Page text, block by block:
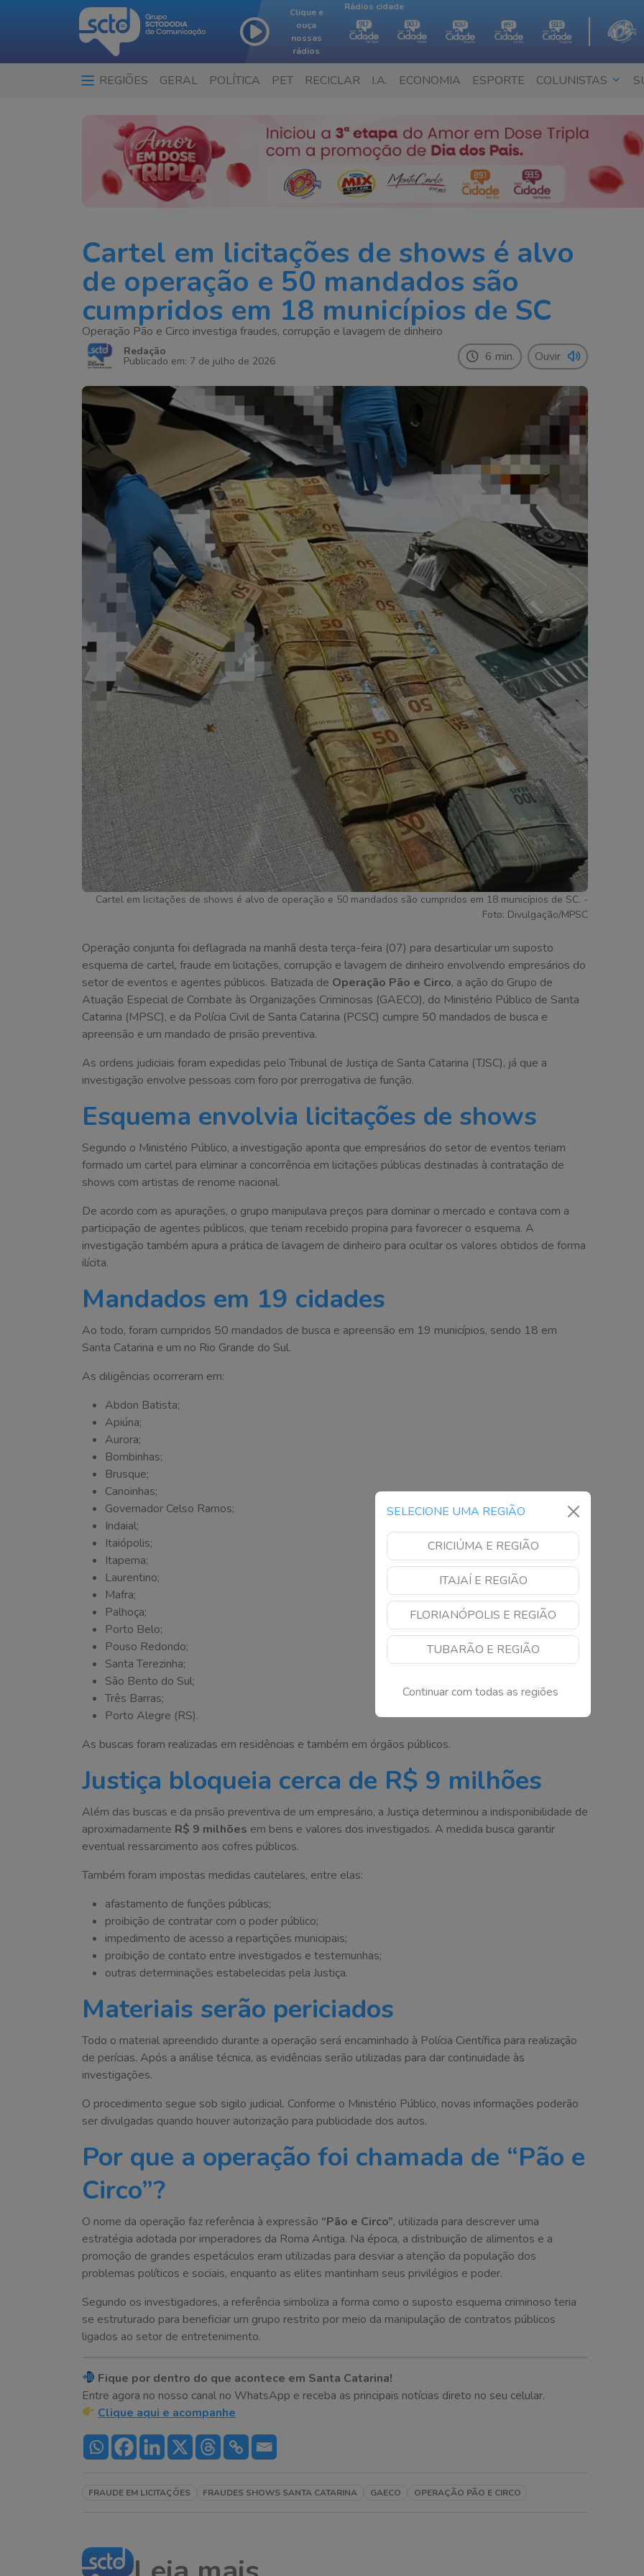
Clique e
ouça
nossas
rádios
Rádios cidade
REGIÕES GERAL POLÍTICA PET RECICLAR I.A. ECONOMIA ESPORTE COLUNISTAS
SELECIONE UMA REGIÃO
CRICIÚMA E REGIÃO
ITAJAÍ E REGIÃO
FLORIANÓPOLIS E REGIÃO
TUBARÃO E REGIÃO
Continuar com todas as regiões
Cartel em licitações de shows é alvo
de operação e 50 mandados são
cumpridos em 18 municípios de SC
Operação Pão e Circo investiga fraudes, corrupção e lavagem de dinheiro
Redação
Publicado em: 7 de julho de 2026 6 min. Ouvir
Cartel em licitações de shows é alvo de operação e 50 mandados são cumpridos em 18 municípios de SC. -
Foto: Divulgação/MPSC
Operação conjunta foi deflagrada na manhã desta terça-feira (07) para desarticular um suposto
esquema de cartel, fraude em licitações, corrupção e lavagem de dinheiro envolvendo empresários do
setor de eventos e agentes públicos. Batizada de Operação Pão e Circo, a ação do Grupo de
Atuação Especial de Combate às Organizações Criminosas (GAECO), do Ministério Público de Santa
Catarina (MPSC), e da Polícia Civil de Santa Catarina (PCSC) cumpre 50 mandados de busca e
apreensão e um mandado de prisão preventiva.
As ordens judiciais foram expedidas pelo Tribunal de Justiça de Santa Catarina (TJSC), já que a
investigação envolve pessoas com foro por prerrogativa de função.
Esquema envolvia licitações de shows
Segundo o Ministério Público, a investigação aponta que empresários do setor de eventos teriam
formado um cartel para eliminar a concorrência em licitações públicas destinadas à contratação de
shows com artistas de renome nacional.
De acordo com as apurações, o grupo manipulava preços para dominar o mercado e contava com a
participação de agentes públicos, que teriam recebido propina para favorecer o esquema. A
investigação também apura a prática de lavagem de dinheiro para ocultar os valores obtidos de forma
ilícita.
Mandados em 19 cidades
Ao todo, foram cumpridos 50 mandados de busca e apreensão em 19 municípios, sendo 18 em
Santa Catarina e um no Rio Grande do Sul.
As diligências ocorreram em:
Abdon Batista;
Apiúna;
Aurora;
Bombinhas;
Brusque;
Canoinhas;
Governador Celso Ramos;
Indaial;
Itaiópolis;
Itapema;
Laurentino;
Mafra;
Palhoça;
Porto Belo;
Pouso Redondo;
Santa Terezinha;
São Bento do Sul;
Três Barras;
Porto Alegre (RS).
As buscas foram realizadas em residências e também em órgãos públicos.
Justiça bloqueia cerca de R$ 9 milhões
Além das buscas e da prisão preventiva de um empresário, a Justiça determinou a indisponibilidade de
aproximadamente R$ 9 milhões em bens e valores dos investigados. A medida busca garantir
eventual ressarcimento aos cofres públicos.
Também foram impostas medidas cautelares, entre elas:
afastamento de funções públicas;
proibição de contratar com o poder público;
impedimento de acesso a repartições municipais;
proibição de contato entre investigados e testemunhas;
outras determinações estabelecidas pela Justiça.
Materiais serão periciados
Todo o material apreendido durante a operação será encaminhado à Polícia Científica para realização
de perícias. Após a análise técnica, as evidências serão utilizadas para dar continuidade às
investigações.
O procedimento segue sob sigilo judicial. Conforme o Ministério Público, novas informações poderão
ser divulgadas quando houver autorização para publicidade dos autos.
Por que a operação foi chamada de “Pão e
Circo”?
O nome da operação faz referência à expressão “Pão e Circo”, utilizada para descrever uma
estratégia adotada por imperadores da Roma Antiga. Na época, a distribuição de alimentos e a
promoção de grandes espetáculos eram utilizadas para desviar a atenção da população dos
problemas políticos e sociais, enquanto as elites mantinham seus privilégios e poder.
Segundo os investigadores, a referência simboliza a forma como o suposto esquema criminoso teria
se estruturado para beneficiar um grupo restrito por meio da manipulação de contratos públicos
ligados ao setor de entretenimento.
Fique por dentro do que acontece em Santa Catarina!
Entre agora no nosso canal no WhatsApp e receba as principais notícias direto no seu celular.
Clique aqui e acompanhe
FRAUDE EM LICITAÇÕES FRAUDES SHOWS SANTA CATARINA GAECO OPERAÇÃO PÃO E CIRCO